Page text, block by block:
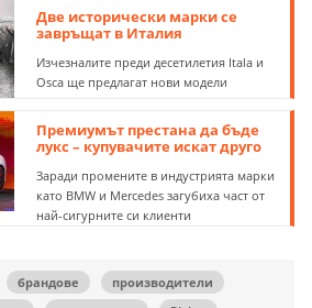
Две исторически марки се
завръщат в Италия
Изчезналите преди десетилетия Itala и
Osca ще предлагат нови модели
Премиумът престана да бъде
лукс – купувачите искат друго
Заради промените в индустрията марки
като BMW и Mercedes загубиха част от
най-сигурните си клиенти
брандове
производители